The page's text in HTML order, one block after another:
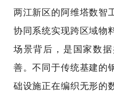
两江新区的阿维塔数智
协同系统实现跨区域物
场景背后，是国家数
善。不同于传统基建的
础设施正在编织无形的